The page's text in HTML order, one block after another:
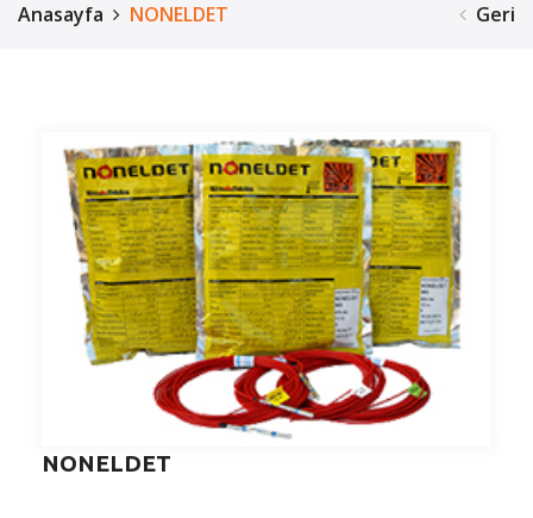
Anasayfa NONELDET Geri
NONELDET